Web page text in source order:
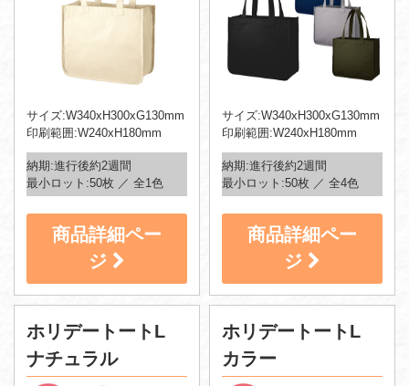
サイズ:W340xH300xG130mm
印刷範囲:W240xH180mm
納期:進行後約2週間
最小ロット:50枚 ／ 全1色
商品詳細ペー
ジ
サイズ:W340xH300xG130mm
印刷範囲:W240xH180mm
納期:進行後約2週間
最小ロット:50枚 ／ 全4色
商品詳細ペー
ジ
ホリデートートL
ナチュラル
ホリデートートL
カラー